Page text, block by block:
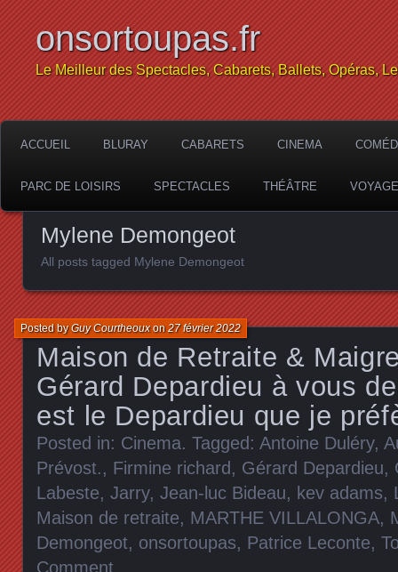
onsortoupas.fr
Le Meilleur des Spectacles, Cabarets, Ballets, Opéras,
ACCUEIL BLURAY CABARETS CINEMA
PARC DE LOISIRS SPECTACLES THÉÂTRE
Mylene Demongeot
All posts tagged Mylene Demongeot
Maison de Retraite &
Gérard Depardieu à vous
est le Depardieu que je
Posted byGuy Courtheouxon27 février 2022
Posted in: Cinema. Tagged: Antoine Duléry,
Prévost., Firmine richard, Gérard Depardieu,
Labeste, Jarry, Jean-luc Bideau, kev adams,
Maison de retraite, MARTHE VILLALONGA,
Demongeot, onsortoupas, Patrice Leconte,
Comment